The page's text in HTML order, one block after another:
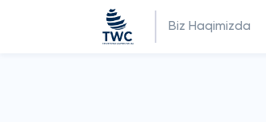
Biz Haqimizda